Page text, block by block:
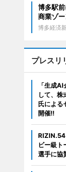
博多駅前
商業ゾ
博多経済
プレスリ
「生成
して、株
氏による
開催!!
RIZIN.54
ビー級ト
選手に協